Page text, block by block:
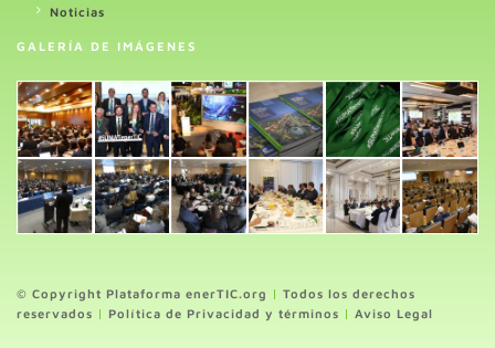
Noticias
GALERÍA DE IMÁGENES
© Copyright Plataforma enerTIC.org | Todos los derechos
reservados | Política de Privacidad y términos | Aviso Legal